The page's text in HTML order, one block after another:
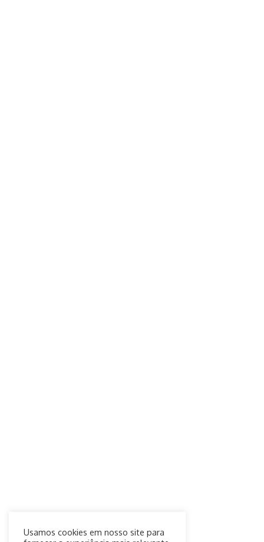
Usamos cookies em nosso site para